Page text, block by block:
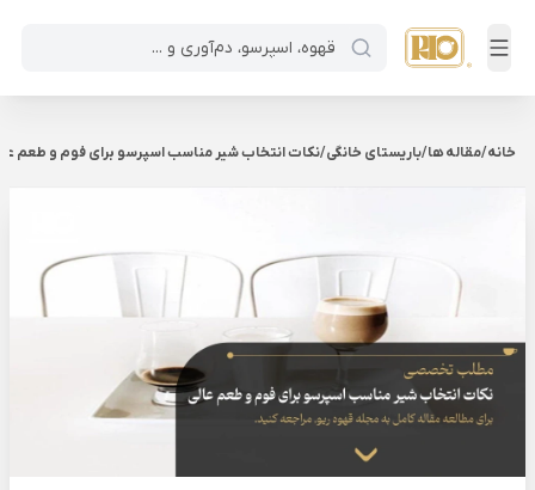
خانه/مقاله ها/باریستای خانگی/نکات انتخاب شیر مناسب اسپرسو برای فوم و طعم